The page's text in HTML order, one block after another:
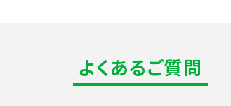
よくあるご質問